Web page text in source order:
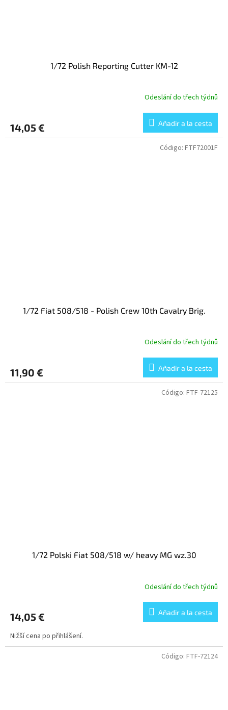
1/72 Polish Reporting Cutter KM-12
Odeslání do třech týdnů
14,05 € Añadir a la cesta
1/72 Fiat 508/518 - Polish Crew 10th Cavalry Brig.
Odeslání do třech týdnů
11,90 € Añadir a la cesta
Código: FTF72001F
1/72 Polski Fiat 508/518 w/ heavy MG wz.30
Odeslání do třech týdnů
14,05 € Añadir a la cesta
Nižší cena po přihlášení.
Código: FTF-72125
Código: FTF-72124